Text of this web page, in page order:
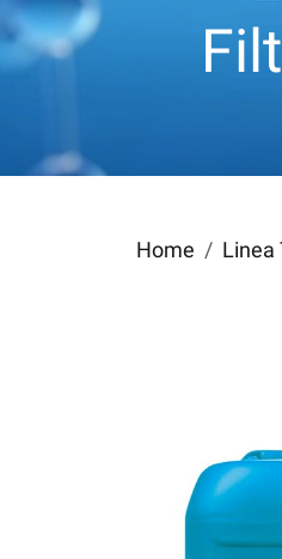
Home Linea